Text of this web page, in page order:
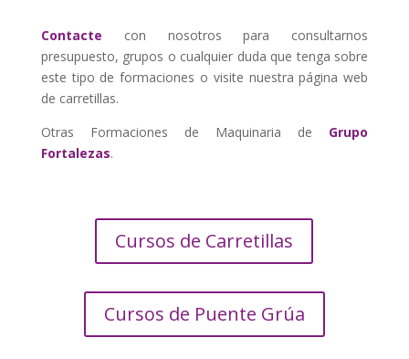
Contacte
con nosotros para consultarnos
presupuesto, grupos o cualquier duda que tenga sobre
este tipo de formaciones o visite nuestra página web
de carretillas.
Otras Formaciones de Maquinaria de Grupo
Fortalezas.
Cursos de Carretillas
Cursos de Puente Grúa